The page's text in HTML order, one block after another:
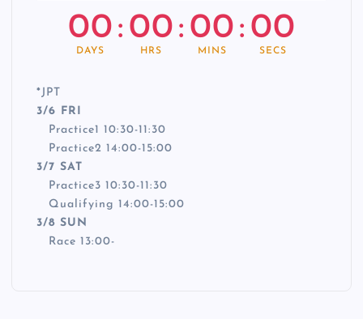
00
DAYS
: 00
HRS
: 00
MINS
: 00
SECS
*JPT
3/6 FRI
Practice1 10:30-11:30
Practice2 14:00-15:00
3/7 SAT
Practice3 10:30-11:30
Qualifying 14:00-15:00
3/8 SUN
Race 13:00-